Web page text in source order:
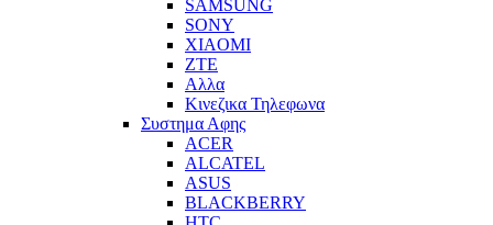
SAMSUNG
SONY
XIAOMI
ZTE
Αλλα
Κινεζικα Τηλεφωνα
Συστημα Αφης
ACER
ALCATEL
ASUS
BLACKBERRY